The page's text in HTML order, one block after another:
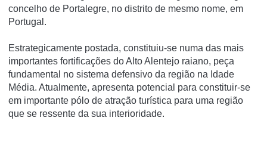
concelho de Portalegre, no distrito de mesmo nome, em
Portugal.
Estrategicamente postada, constituiu-se numa das mais
importantes fortificações do Alto Alentejo raiano, peça
fundamental no sistema defensivo da região na Idade
Média. Atualmente, apresenta potencial para constituir-se
em importante pólo de atração turí­stica para uma região
que se ressente da sua interioridade.